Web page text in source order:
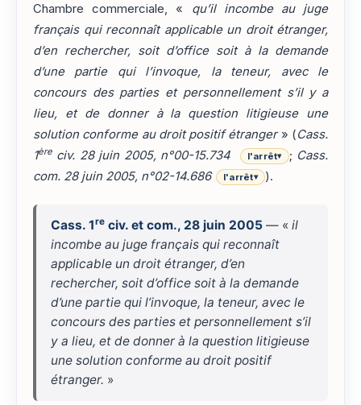
Chambre commerciale, « qu’il incombe au juge
français qui reconnaît applicable un droit étranger,
d’en rechercher, soit d’office soit à la demande
d’une partie qui l’invoque, la teneur, avec le
concours des parties et personnellement s’il y a
lieu, et de donner à la question litigieuse une
solution conforme au droit positif étranger» (Cass.
1ère civ. 28 juin 2005, n°00-15.734 l'arrêt▾ ; Cass.
com. 28 juin 2005, n°02-14.686
l'arrêt▾ ).
Cass. 1re civ. et com., 28 juin 2005 — « il
incombe au juge français qui reconnaît
applicable un droit étranger, d’en
rechercher, soit d’office soit à la demande
d’une partie qui l’invoque, la teneur, avec le
concours des parties et personnellement s’il
y a lieu, et de donner à la question litigieuse
une solution conforme au droit positif
étranger. »